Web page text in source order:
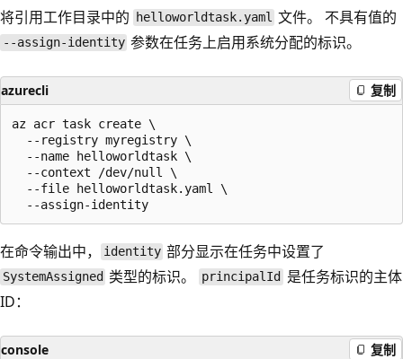
将引用工作目录中的
helloworldtask.yaml 文件。 不具有值的
--assign-identity 参数在任务上启用系统分配的标识。
azurecli 复制
az acr task create \
  --registry myregistry \
  --name helloworldtask \
  --context /dev/null \
  --file helloworldtask.yaml \
在命令输出中， identity 部分显示在任务中设置了
SystemAssigned 类型的标识。 principalId
是任务标识的主体
ID：
console 复制